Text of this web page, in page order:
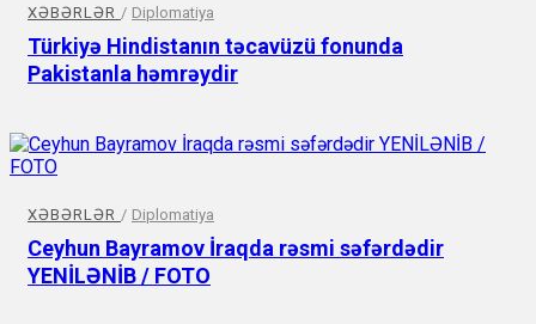
XƏBƏRLƏR / Diplomatiya
Türkiyə Hindistanın təcavüzü fonunda
Pakistanla həmrəydir
XƏBƏRLƏR / Diplomatiya
Ceyhun Bayramov İraqda rəsmi səfərdədir
YENİLƏNİB / FOTO